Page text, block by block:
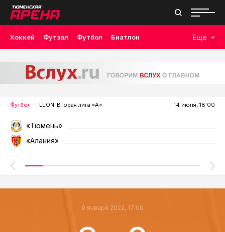
Хоккей Футзал Футбол Биатлон Еще
Футбол — LEON-Вторая лига «А» 14 июня, 18:00
«Тюмень»
«Алания»
9 января 2022, 17:00